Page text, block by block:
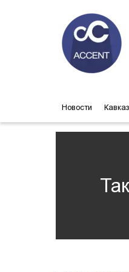
Новости Кавказ